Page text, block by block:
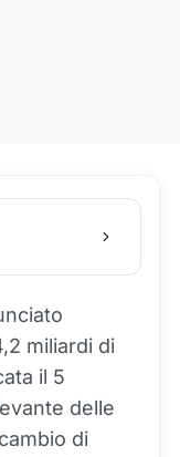
miliardi di
il 5
delle
di